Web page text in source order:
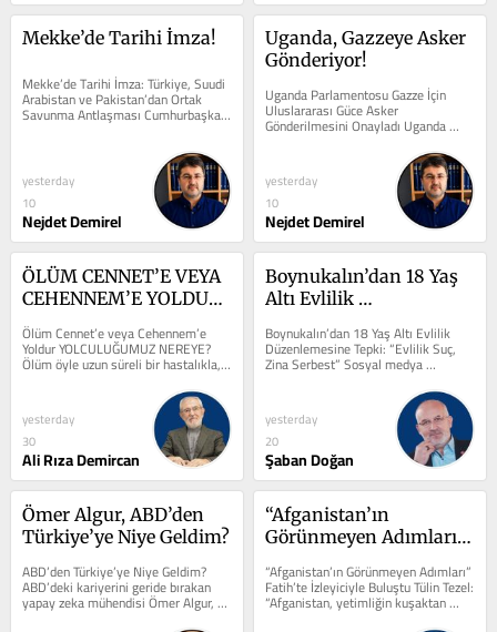
Mekke’de Tarihi İmza!
Mekke’de Tarihi İmza: Türkiye, Suudi
Arabistan ve Pakistan’dan Ortak
Savunma Antlaşması Cumhurbaşkanı
Erdoğan, Veliaht Prens Muhammed
yesterday
10
Nejdet Demirel
Uganda, Gazzeye Asker
Gönderiyor!
Uganda Parlamentosu Gazze İçin
Uluslararası Güce Asker
Gönderilmesini Onayladı Uganda
Parlamentosu, ABD Başkanı Donald
yesterday
10
Nejdet Demirel
ÖLÜM CENNET’E VEYA
CEHENNEM’E YOLDUR:
NEREYE?
Ölüm Cennet’e veya Cehennem’e
Yoldur YOLCULUĞUMUZ NEREYE?
Ölüm öyle uzun süreli bir hastalıkla,
yani rahmet uyarısıyla geliyorum
yesterday
30
Ali Rıza Demircan
Boynukalın’dan 18 Yaş
Altı Evlilik
“Evlilik Suç, Zina
Serbest”
Boynukalın’dan 18 Yaş Altı Evlilik
Düzenlemesine Tepki: “Evlilik Suç,
Zina Serbest” Sosyal medya
paylaşımında mevcut hukuk
yesterday
20
Şaban Doğan
Ömer Algur, ABD’den
Türkiye’ye Niye Geldim?
ABD’den Türkiye’ye Niye Geldim?
ABD’deki kariyerini geride bırakan
yapay zeka mühendisi Ömer Algur,
HAVELSAN’ın “Değerler Yuvanıza...
“Afganistan’ın
Görünmeyen Adımları”
Buluştu
“Afganistan’ın Görünmeyen Adımları”
Fatih’te İzleyiciyle Buluştu Tülin Tezel:
“Afganistan, yetimliğin kuşaktan
kuşağa...